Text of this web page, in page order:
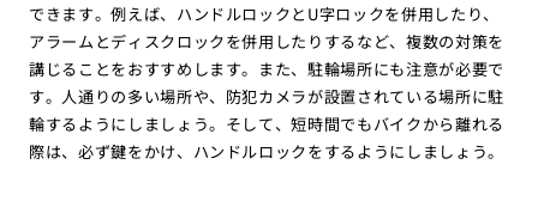
できます。例えば、ハンドルロックとU字ロックを併用したり、
アラームとディスクロックを併用したりするなど、複数の対策を
講じることをおすすめします。また、駐輪場所にも注意が必要で
す。人通りの多い場所や、防犯カメラが設置されている場所に駐
輪するようにしましょう。そして、短時間でもバイクから離れる
際は、必ず鍵をかけ、ハンドルロックをするようにしましょう。